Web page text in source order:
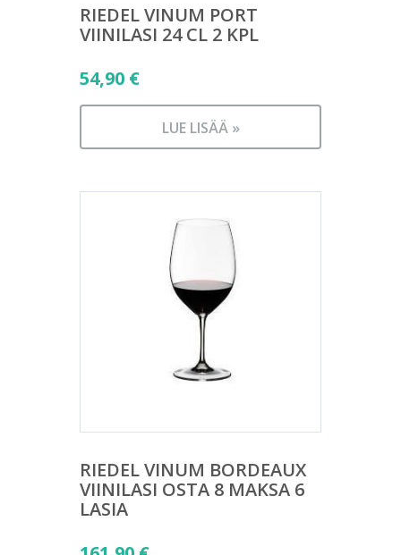
RIEDEL VINUM PORT
VIINILASI 24 CL 2 KPL
54,90 €
LUE LISÄÄ »
RIEDEL VINUM BORDEAUX
VIINILASI OSTA 8 MAKSA 6
LASIA